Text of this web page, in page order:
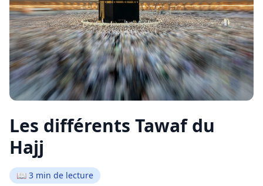
Les différents Tawaf du
Hajj
📖 3 min de lecture